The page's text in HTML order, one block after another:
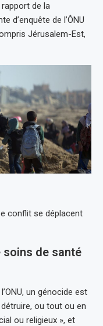
de la
d’enquête de l’ÔNU
Jérusalem-Est,
conflit se déplacent
de santé
un génocide est
ou tout ou en
ou religieux », et